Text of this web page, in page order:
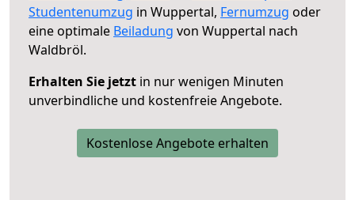
Studentenumzug in Wuppertal, Fernumzug oder
eine optimale Beiladung von Wuppertal nach
Waldbröl.
Erhalten Sie jetzt in nur wenigen Minuten
unverbindliche und kostenfreie Angebote.
Kostenlose Angebote erhalten